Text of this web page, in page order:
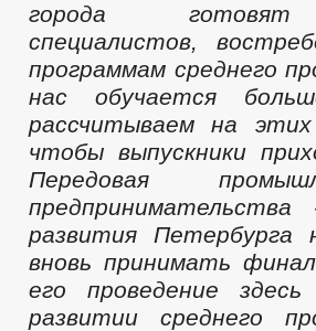
города готовят
специалистов,
программам среднего
нас обучается
рассчитываем на
чтобы выпускники
Передовая
развития
вновь принимать
его проведение
развитии среднего